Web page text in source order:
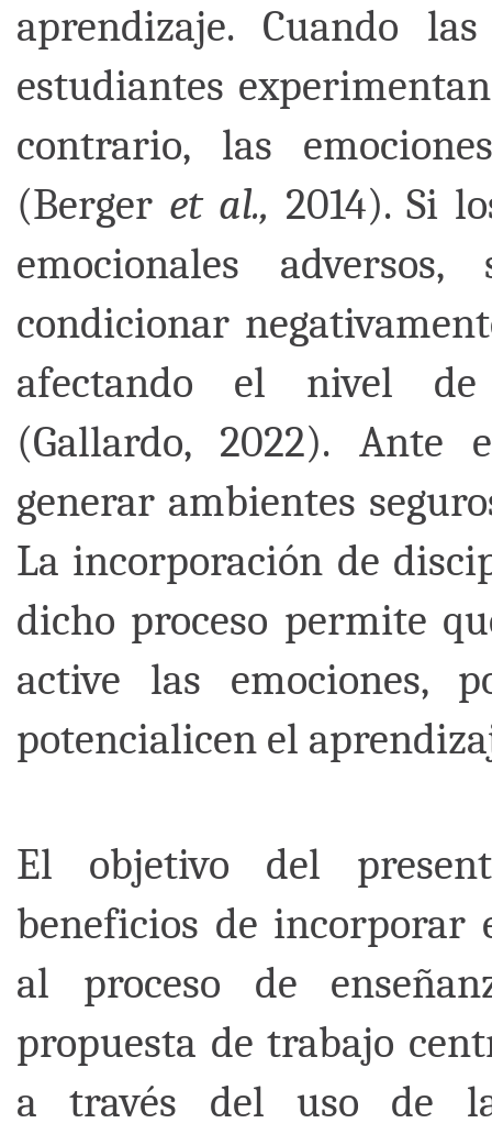
aprendizaje. Cuando
estudiantes
contrario, las
(Berger et al., 2014). Si
emocionales
condicionar
afectando el nivel de
(Gallardo, 2022). Ante
generar ambientes
La incorporación de
dicho proceso permite
active las emociones,
potencialicen el
El objetivo del
beneficios de incorporar
al proceso de
propuesta de trabajo
a través del uso de